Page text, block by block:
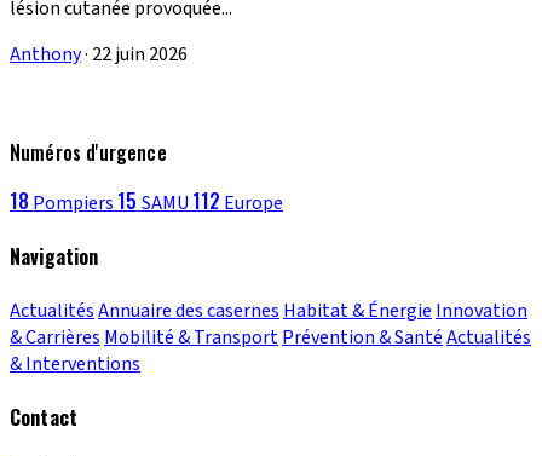
lésion cutanée provoquée...
Anthony· 22 juin 2026
Numéros d'urgence
18 Pompiers 15 SAMU 112 Europe
Navigation
ActualitésAnnuaire des casernes Habitat & Énergie Innovation
& Carrières Mobilité & TransportPrévention & SantéActualités
& Interventions
Contact